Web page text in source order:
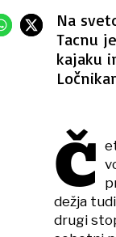
Na
Tacnu
kajaku
Č
dežja
drugi